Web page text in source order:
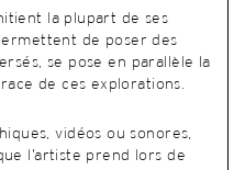
la plupart de ses
de poser des
se pose en parallèle la
de ces explorations.
vidéos ou sonores,
l’artiste prend lors de